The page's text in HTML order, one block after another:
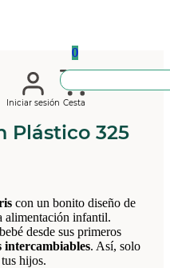
Iniciar sesión
0
Cesta
Plástico 325
con un bonito diseño de
alimentación infantil.
desde sus primeros
intercambiables. Así, solo
hijos.